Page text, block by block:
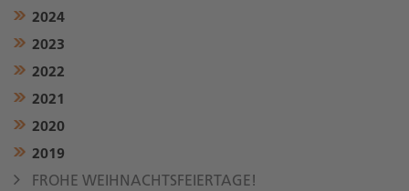
2024
2023
2022
2021
2020
2019
FROHE WEIHNACHTSFEIERTAGE!